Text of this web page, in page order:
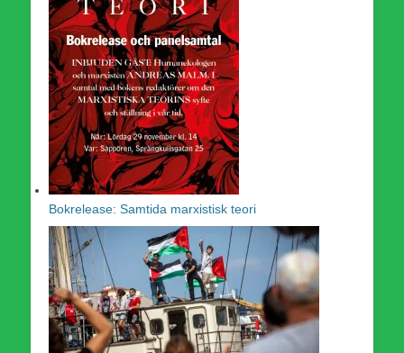
Bokrelease: Samtida marxistisk teori